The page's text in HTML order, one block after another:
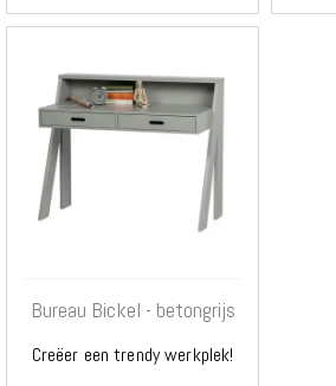
Bureau Bickel - betongrijs
Creëer een trendy werkplek!